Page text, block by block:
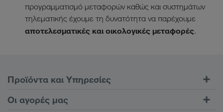
προγραμματισμό μεταφορών καθώς και συστημάτων
τηλεματικής έχουμε τη δυνατότητα να παρέχουμε
αποτελεσματικές και οικολογικές μεταφορές.
Προϊόντα και Υπηρεσίες
Οδικές μεταφορές
Οι αγορές μας